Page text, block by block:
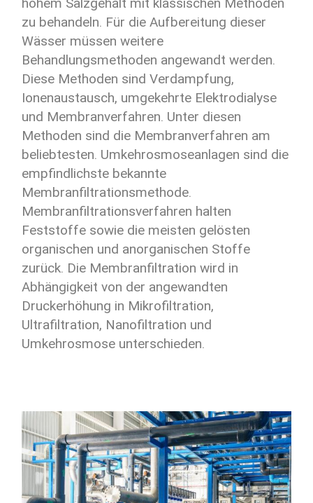
zu behandeln. Für die Aufbereitung dieser
Wässer müssen weitere
Behandlungsmethoden angewandt werden.
Diese Methoden sind Verdampfung,
Ionenaustausch, umgekehrte Elektrodialyse
und Membranverfahren. Unter diesen
Methoden sind die Membranverfahren am
beliebtesten. Umkehrosmoseanlagen sind die
empfindlichste bekannte
Membranfiltrationsmethode.
Membranfiltrationsverfahren halten
Feststoffe sowie die meisten gelösten
organischen und anorganischen Stoffe
zurück. Die Membranfiltration wird in
Abhängigkeit von der angewandten
Druckerhöhung in Mikrofiltration,
Ultrafiltration, Nanofiltration und
Umkehrosmose unterschieden.